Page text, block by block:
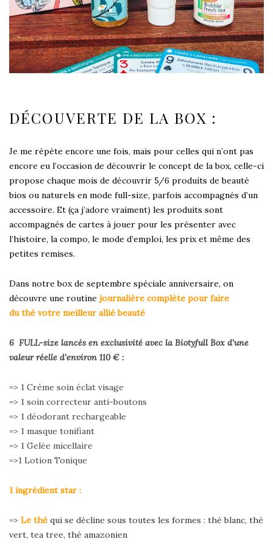
DÉCOUVERTE DE LA BOX :
Je me répète encore une fois, mais pour celles qui n’ont pas
encore eu l’occasion de découvrir le concept de la box, celle-ci
propose chaque mois de découvrir 5/6 produits de beauté
bios ou naturels en mode full-size, parfois accompagnés d’un
accessoire. Et (ça j’adore vraiment) les produits sont
accompagnés de cartes à jouer pour les présenter avec
l’histoire, la compo, le mode d’emploi, les prix et même des
petites remises.
Dans notre box de septembre spéciale anniversaire, on
découvre une routine journalière complète pour faire
du thé votre meilleur allié beauté
6 FULL-size lancés en exclusivité avec la Biotyfull Box d'une
valeur réelle d'environ 110 € :
=> 1 Crème soin éclat visage
=> 1 soin correcteur anti-boutons
=> 1 déodorant rechargeable
=> 1 masque tonifiant
=> 1 Gelée micellaire
=>1 Lotion Tonique
1 ingrédient star :
=> Le thé qui se décline sous toutes les formes : thé blanc, thé
vert, tea tree, thé amazonien